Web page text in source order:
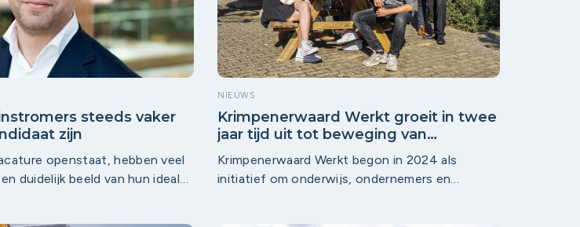
steeds vaker
zijn
openstaat, hebben veel
duidelijk beeld van hun ideale
NIEUWS
Krimpenerwaard Werkt groeit in twee
jaar tijd uit tot beweging van
ondernemers, onderwijs en overheid
Krimpenerwaard Werkt begon in 2024 als
initiatief om onderwijs, ondernemers en